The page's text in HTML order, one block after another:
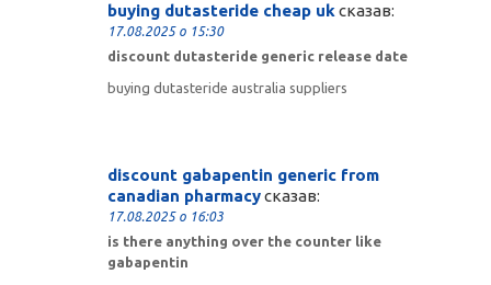
buying dutasteride cheap ukсказав:
17.08.2025 о 15:30
discount dutasteride generic release date
buying dutasteride australia suppliers
discount gabapentin generic from
canadian pharmacyсказав:
17.08.2025 о 16:03
is there anything over the counter like
gabapentin